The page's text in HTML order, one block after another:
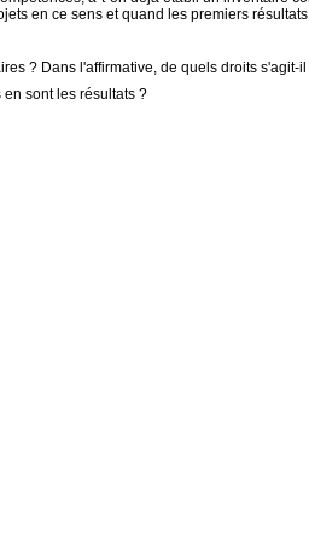
en ce sens et quand les premiers
? Dans l'affirmative, de quels droits s'agit-
sont les résultats ?